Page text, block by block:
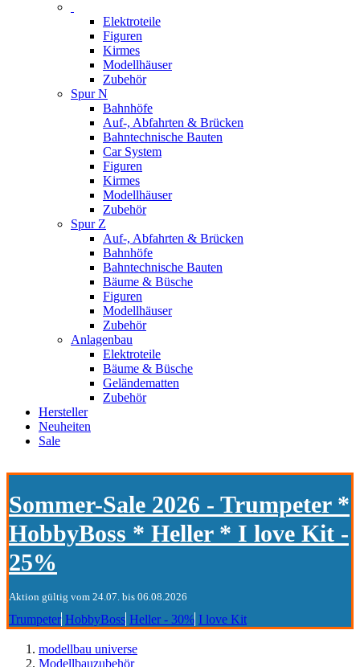
Elektroteile
Figuren
Kirmes
Modellhäuser
Zubehör
Spur N
Bahnhöfe
Auf-, Abfahrten & Brücken
Bahntechnische Bauten
Car System
Figuren
Kirmes
Modellhäuser
Zubehör
Spur Z
Auf-, Abfahrten & Brücken
Bahnhöfe
Bahntechnische Bauten
Bäume & Büsche
Figuren
Modellhäuser
Zubehör
Anlagenbau
Elektroteile
Bäume & Büsche
Geländematten
Zubehör
Hersteller
Neuheiten
Sale
Sommer-Sale 2026 - Trumpeter *
HobbyBoss * Heller * I love Kit -
25%
Aktion gültig vom 24.07. bis 06.08.2026
Trumpeter HobbyBoss Heller - 30% I love Kit
modellbau universe
Modellbauzubehör